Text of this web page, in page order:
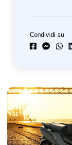
Condividi su